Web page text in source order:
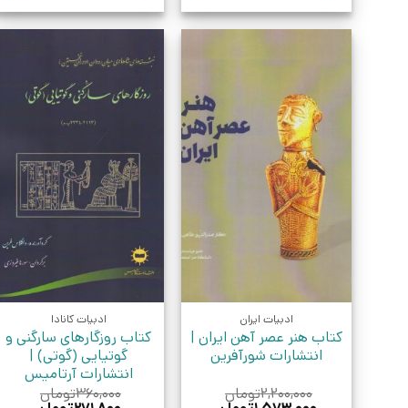
ادبیات ایران
کتاب هنر عصر آهن ایران |
انتشارات شورآفرین
۲,۲۰۰,۰۰۰تومان
ادبیات کانادا
کتاب روزگارهای سارگنی و
گوتیایی (گوتی) |
انتشارات آرتامیس
۳۶۰,۰۰۰تومان